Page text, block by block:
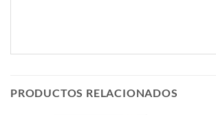
PRODUCTOS RELACIONADOS